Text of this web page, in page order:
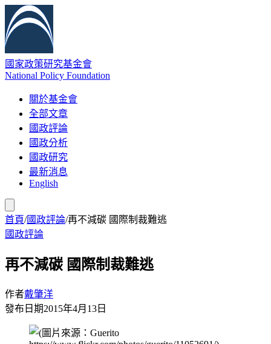
國家政策研究基金會
National Policy Foundation
關於基金會
全部文章
國政評論
國政分析
國政研究
最新消息
English
首頁/國政評論/再不減碳 國際制裁難逃
國政評論
再不減碳 國際制裁難逃
作者戴肇洋
發布日期2015年4月13日